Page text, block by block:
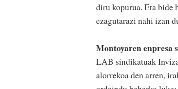
diru kopurua. Eta bide
ezagutarazi nahi izan
Montoyaren enpresa
LAB sindikatuak
alorrekoa den arren,